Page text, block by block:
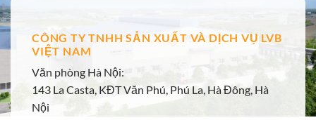
CÔNG TY TNHH SẢN XUẤT VÀ DỊCH VỤ LVB
VIỆT NAM
Văn phòng Hà Nội:
143 La Casta, KĐT Văn Phú, Phú La, Hà Đông, Hà
Nội